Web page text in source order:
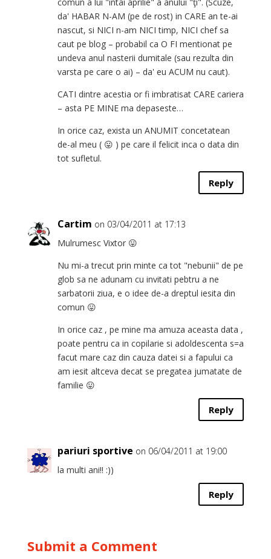
da' HABAR N-AM (pe de rost) in CARE an te-ai
nascut, si NICI n-am NICI timp, NICI chef sa
caut pe blog – probabil ca O FI mentionat pe
undeva anul nasterii dumitale (sau rezulta din
varsta pe care o ai) – da' eu ACUM nu caut).
CATI dintre acestia or fi imbratisat CARE cariera
– asta PE MINE ma depaseste…
In orice caz, exista un ANUMIT concetatean
de-al meu ( 😛 ) pe care il felicit inca o data din
tot sufletul.
Reply
Cartim on 03/04/2011 at 17:13
Mulrumesc Vixtor 😛
Nu mi-a trecut prin minte ca tot "nebunii" de pe
glob sa ne adunam cu invitati pebtru a ne
sarbatorii ziua, e o idee de-a dreptul iesita din
comun 😛
In orice caz , pe mine ma amuza aceasta data ,
poate pentru ca in copilarie si adoldescenta s=a
facut mare caz din cauza datei si a fapului ca
am iesit altceva decat se pregatea jumatate de
familie 😛
Reply
pariuri sportive on 06/04/2011 at 19:00
la multi ani!! :))
Reply
Submit a Comment